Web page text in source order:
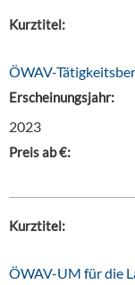
Kurztitel:
ÖWAV-
Erscheinungsjahr:
2023
Preis ab €:
Kurztitel:
ÖWAV-UM für die